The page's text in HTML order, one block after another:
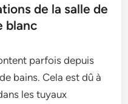
de la salle de
blanc
parfois depuis
bains. Cela est dû à
les tuyaux